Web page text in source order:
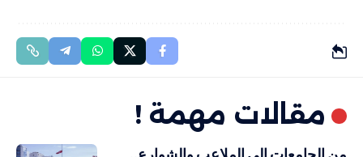
مقالات مهمة !